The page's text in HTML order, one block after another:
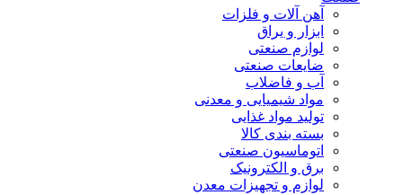
آهن آلات و فلزات
ابزار و یراق
لوازم صنعتی
ضایعات صنعتی
آب و فاضلاب
مواد شیمیایی و معدنی
تولید مواد غذایی
بسته بندی کالا
اتوماسیون صنعتی
برق و الکترونیک
لوازم و تجهیزات معدن